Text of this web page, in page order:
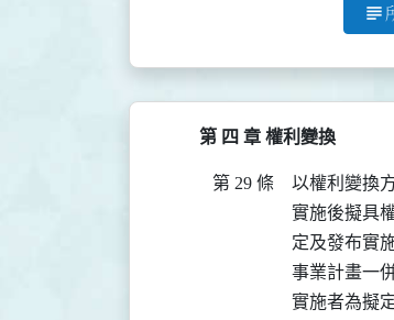
subject
第 四 章 權利變換
第 29 條
以權利變換
實施後擬具
定及發布實
事業計畫一
實施者為擬